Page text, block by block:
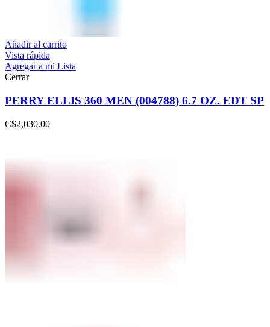
Añadir al carrito
Vista rápida
Agregar a mi Lista
Cerrar
PERRY ELLIS 360 MEN (004788) 6.7 OZ. EDT SP
C$2,030.00